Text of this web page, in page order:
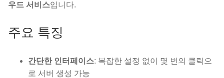
우드 서비스입니다.
주요 특징
간단한 인터페이스: 복잡한 설정 없이 몇 번의 클릭으
로 서버 생성 가능